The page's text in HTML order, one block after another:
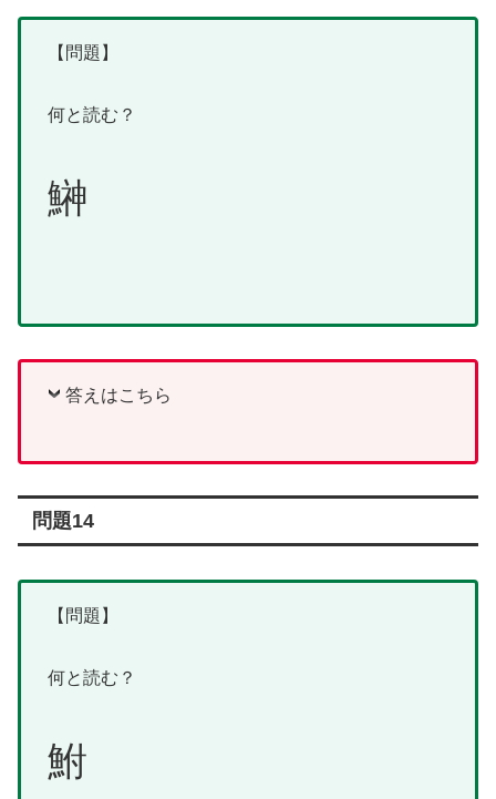
【問題】
何と読む？
鰰
答えはこちら
問題14
【問題】
何と読む？
鮒